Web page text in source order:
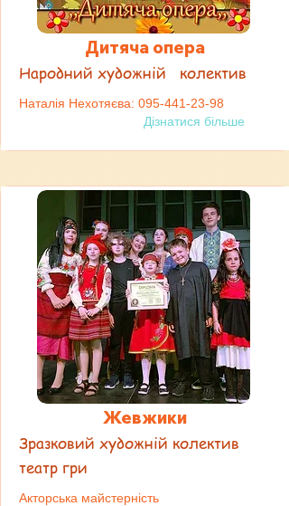
Дитяча опера
Народний художній колектив
Наталія Нехотяєва: 095-441-23-98
Дізнатися більше
Жевжики
Зразковий художній колектив
театр гри
Акторська майстерність